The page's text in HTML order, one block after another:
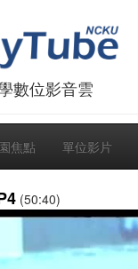
數位影音雲
焦點 單位影片
(50:40)